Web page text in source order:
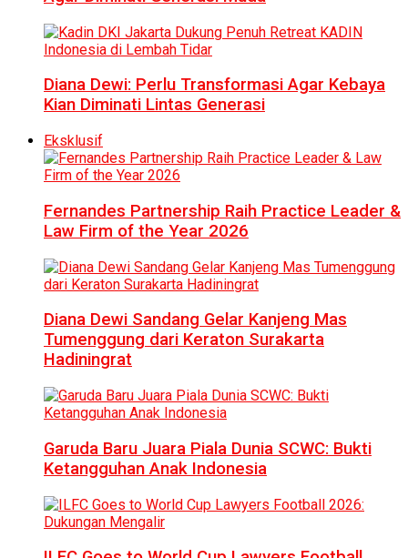
Diana Dewi: Perlu Transformasi Agar Kebaya
Kian Diminati Lintas Generasi
Eksklusif
Fernandes Partnership Raih Practice Leader &
Law Firm of the Year 2026
Diana Dewi Sandang Gelar Kanjeng Mas
Tumenggung dari Keraton Surakarta
Hadiningrat
Garuda Baru Juara Piala Dunia SCWC: Bukti
Ketangguhan Anak Indonesia